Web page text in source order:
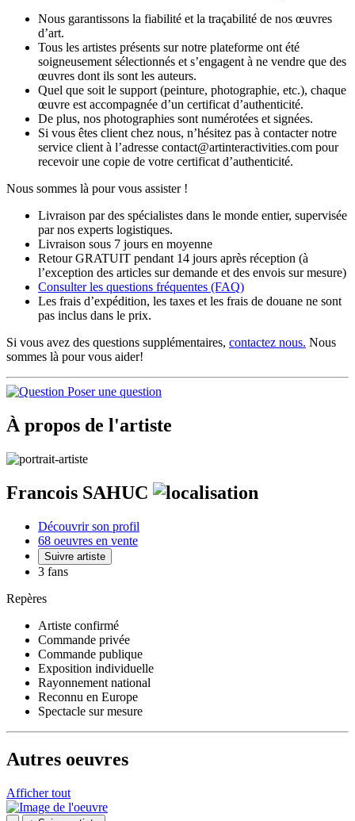
Nous garantissons la fiabilité et la traçabilité de nos œuvres
d’art.
Tous les artistes présents sur notre plateforme ont été
soigneusement sélectionnés et s’engagent à ne vendre que des
œuvres dont ils sont les auteurs.
Quel que soit le support (peinture, photographie, etc.), chaque
œuvre est accompagnée d’un certificat d’authenticité.
De plus, nos photographies sont numérotées et signées.
Si vous êtes client chez nous, n’hésitez pas à contacter notre
service client à l’adresse contact@artinteractivities.com pour
recevoir une copie de votre certificat d’authenticité.
Nous sommes là pour vous assister !
Livraison par des spécialistes dans le monde entier, supervisée
par nos experts logistiques.
Livraison sous 7 jours en moyenne
Retour GRATUIT pendant 14 jours après réception (à
l’exception des articles sur demande et des envois sur mesure)
Consulter les questions fréquentes (FAQ)
Les frais d’expédition, les taxes et les frais de douane ne sont
pas inclus dans le prix.
Si vous avez des questions supplémentaires, contactez nous. Nous
sommes là pour vous aider!
Poser une question
À propos de l'artiste
Francois SAHUC
Découvrir son profil
68 oeuvres en vente
Suivre artiste
3 fans
Repères
Artiste confirmé
Commande privée
Commande publique
Exposition individuelle
Rayonnement national
Reconnu en Europe
Spectacle sur mesure
Autres oeuvres
Afficher tout